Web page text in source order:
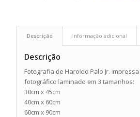
Descrição Informação adicional
Descrição
Fotografia de Haroldo Palo Jr.
fotográfico laminado em 3 tamanhos:
30cm x 45cm
40cm x 60cm
60cm x 90cm